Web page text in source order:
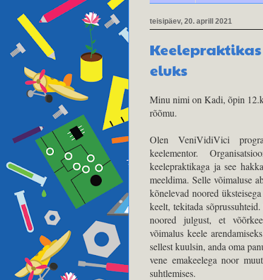
teisipäev, 20. aprill 2021
eluks
Minu nimi on Kadi, õpin
rõõmu.
Olen VeniVidiVici
keelementor.
keelepraktikaga ja see
meeldima. Selle võimaluse
kõnelevad noored
keelt, tekitada
noored julgust, et
võimalus keele
sellest kuulsin, anda oma
vene emakeelega noor
suhtlemises.